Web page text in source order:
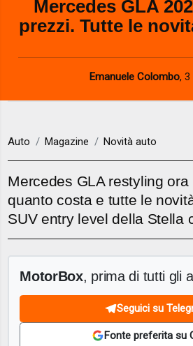
Mercedes GLA
prezzi. Tutte le
Emanuele Colombo, 3
Auto Magazine Novità auto
Mercedes GLA restyling ora
quanto costa e tutte le
SUV entry level della Stella
MotorBox, prima di tutti gli
Seguici su
Fonte preferita su